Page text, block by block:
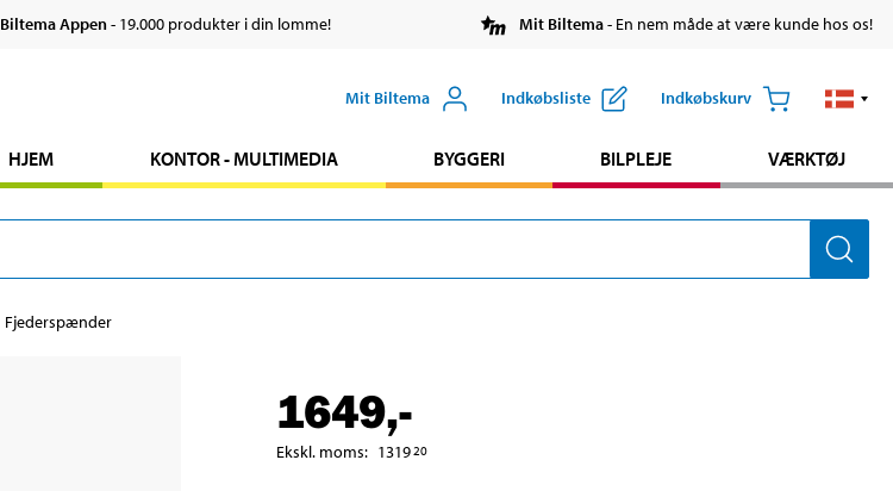
Biltema Appen- 19.000 produkter i din lomme! Mit Biltema- En nem måde at være kunde hos os!
Mit Biltema Indkøbsliste Indkøbskurv
HJEM KONTOR - MULTIMEDIA BYGGERI BILPLEJE VÆRKTØJ
Fjederspænder
1649,-
Ekskl. moms: 1319 20